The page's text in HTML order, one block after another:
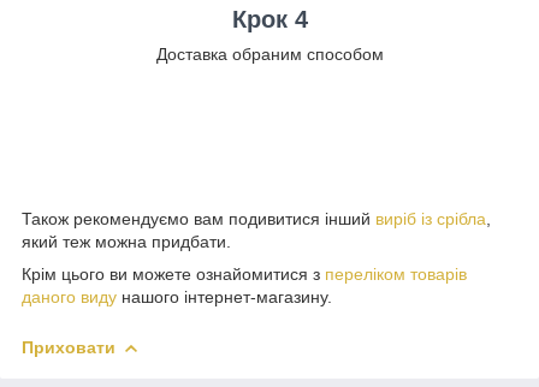
Крок 4
Доставка обраним способом
Також рекомендуємо вам подивитися інший виріб із срібла
який теж можна придбати.
Крім цього ви можете ознайомитися з переліком товарів
даного виду нашого інтернет-магазину.
Приховати